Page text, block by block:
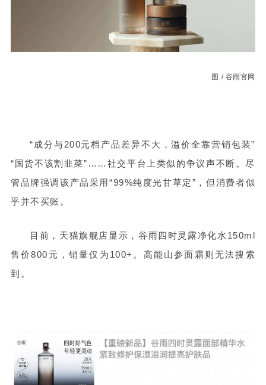
图 / 谷雨官网
“成分与200元档产品差异不大，溢价全靠营销包装”
“国货不该割韭菜”……社交平台上类似的争议声不断。尽
管品牌强调该产品采用“99%纯度光甘草定”，但消费者似
乎并不买账。
目前，天猫旗舰店显示，谷雨四时灵露净化水150ml
售价800元，销量仅为100+。高能山参面霜则无法搜索
到。